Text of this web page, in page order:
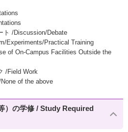
ト /Discussion/Debate
Experiments/Practical Training
of On-Campus Facilities Outside the
/Field Work
of the above
）の学修 / Study Required